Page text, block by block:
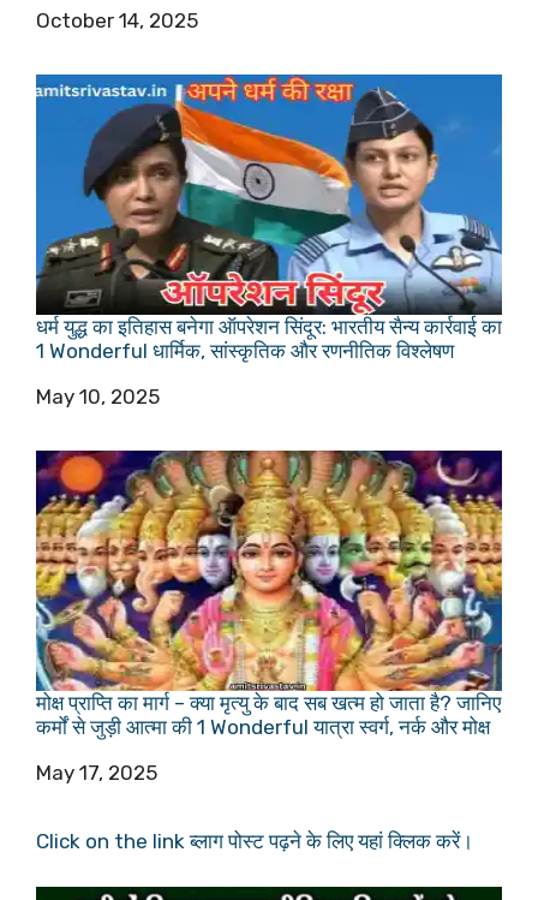
Date
October 14, 2025
धर्म युद्ध का इतिहास बनेगा ऑपरेशन सिंदूर: भारतीय सैन्य कार्रवाई का
1 Wonderful धार्मिक, सांस्कृतिक और रणनीतिक विश्लेषण
Date
May 10, 2025
मोक्ष प्राप्ति का मार्ग – क्या मृत्यु के बाद सब खत्म हो जाता है? जानिए
कर्मों से जुड़ी आत्मा की 1 Wonderful यात्रा स्वर्ग, नर्क और मोक्ष
Date
May 17, 2025
Click on the link ब्लाग पोस्ट पढ़ने के लिए यहां क्लिक करें।